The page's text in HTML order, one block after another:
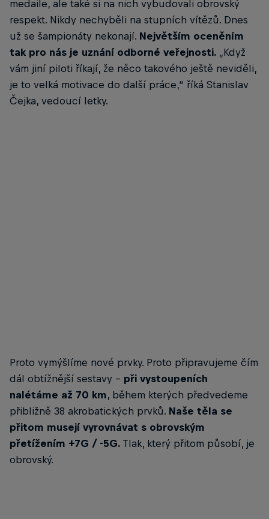
medaile, ale také si na nich vybudovali obrovský
respekt. Nikdy nechyběli na stupních vítězů. Dnes
už se šampionáty nekonají. Největším oceněním
tak pro nás je uznání odborné veřejnosti. „Když
vám jiní piloti říkají, že něco takového ještě neviděli,
je to velká motivace do další práce,“ říká Stanislav
Čejka, vedoucí letky.
Proto vymýšlíme nové prvky. Proto připravujeme čím
dál obtížnější sestavy – při vystoupeních
nalétáme až 70 km, během kterých předvedeme
přibližně 38 akrobatických prvků. Naše těla se
přitom musejí vyrovnávat s obrovským
přetížením +7G / -5G. Tlak, který přitom působí, je
obrovský.